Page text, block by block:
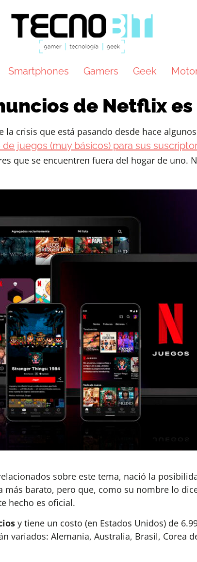
Smartphones Gamers Geek
de Netflix
crisis que está pasando desde hace
juegos (muy básicos) para sus
que se encuentren fuera del hogar de uno.
sobre este tema, nació la
barato, pero que, como su nombre lo
hecho es oficial.
y tiene un costo (en Estados Unidos) de
variados: Alemania, Australia, Brasil, Corea